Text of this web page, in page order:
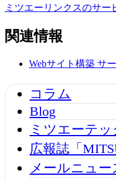
ミツエーリンクスのサー
関連情報
Webサイト構築 サ
コラム
Blog
ミツエーテ
広報誌「
メールニュー